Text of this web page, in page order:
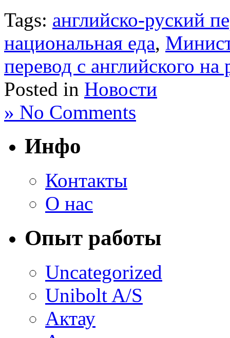
Tags: английско-руский
национальная еда,
перевод с английского на
Posted in Новости
» No Comments
Инфо
Контакты
О нас
Опыт работы
Uncategorized
Unibolt A/S
Актау